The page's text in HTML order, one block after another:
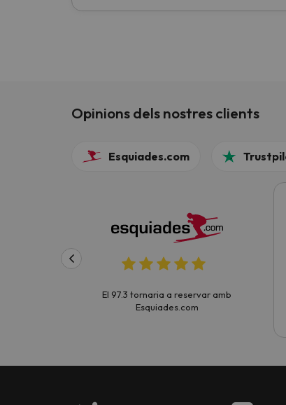
Opinions dels nostres clients
Esquiades.com
El 97.3 tornaria a reservar amb
Esquiades.com